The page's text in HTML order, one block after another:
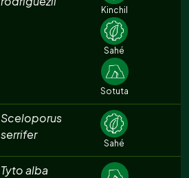
Kinchil
Sahé
Sotuta
Sceloporus
serrifer
Sahé
Tyto alba